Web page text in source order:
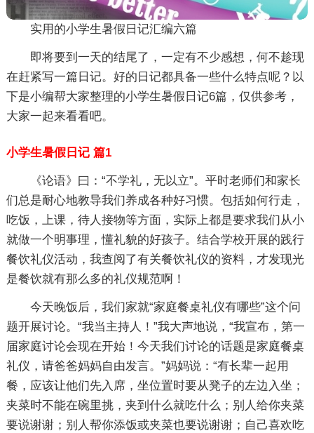
实用的小学生暑假日记汇编六篇
即将要到一天的结尾了，一定有不少感想，何不趁现
在赶紧写一篇日记。好的日记都具备一些什么特点呢？以
下是小编帮大家整理的小学生暑假日记6篇，仅供参考，
大家一起来看看吧。
小学生暑假日记 篇1
《论语》曰：“不学礼，无以立”。平时老师们和家长
们总是耐心地教导我们养成各种好习惯。包括如何行走，
吃饭，上课，待人接物等方面，实际上都是要求我们从小
就做一个明事理，懂礼貌的好孩子。结合学校开展的践行
餐饮礼仪活动，我查阅了有关餐饮礼仪的资料，才发现光
是餐饮就有那么多的礼仪规范啊！
今天晚饭后，我们家就“家庭餐桌礼仪有哪些”这个问
题开展讨论。“我当主持人！”我大声地说，“我宣布，第一
届家庭讨论会现在开始！今天我们讨论的话题是家庭餐桌
礼仪，请爸爸妈妈自由发言。”妈妈说：“有长辈一起用
餐，应该让他们先入席，坐位置时要从凳子的左边入坐；
夹菜时不能在碗里挑，夹到什么就吃什么；别人给你夹菜
要说谢谢；别人帮你添饭或夹菜也要说谢谢；自己喜欢吃